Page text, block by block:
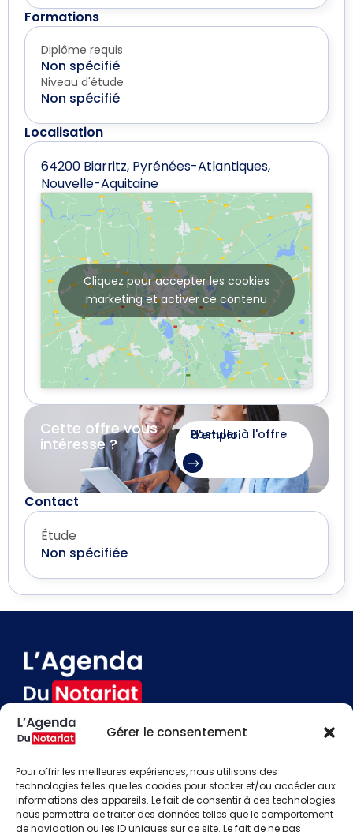
Gérer le consentement
Pour offrir les meilleures expériences, nous utilisons des
technologies telles que les cookies pour stocker et/ou accéder aux
informations des appareils. Le fait de consentir à ces technologies
nous permettra de traiter des données telles que le comportement
de navigation ou les ID uniques sur ce site. Le fait de ne pas
Formations
Diplôme requis
Non spécifié
Niveau d'étude
Non spécifié
Localisation
64200 Biarritz, Pyrénées-Atlantiques,
Nouvelle-Aquitaine
Cliquez pour accepter les cookies
marketing et activer ce contenu
Cette offre vous
intéresse ?
Postuler à l'offre d'emploi
Contact
Étude
Non spécifiée
Contact
Besoin d'aide
Actualités
Évènements